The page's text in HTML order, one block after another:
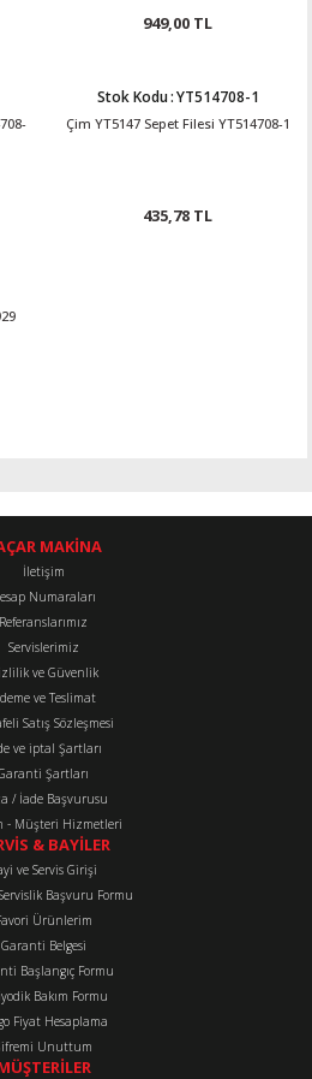
949,00 TL
Stok Kodu:YT514708-1
Çim YT5147 Sepet Filesi YT514708-1
435,78 TL
MAKİNA
İletişim
Numaraları
Referanslarımız
Servislerimiz
ve Güvenlik
ve Teslimat
Satış Sözleşmesi
ve iptal Şartları
Şartları
/ İade Başvurusu
- Müşteri Hizmetleri
& BAYİLER
ve Servis Girişi
Başvuru Formu
Ürünlerim
Garanti Belgesi
Başlangıç Formu
Bakım Formu
Fiyat Hesaplama
Unuttum